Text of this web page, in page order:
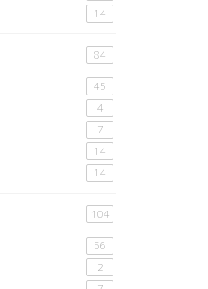
14
84
45
4
7
14
14
104
56
2